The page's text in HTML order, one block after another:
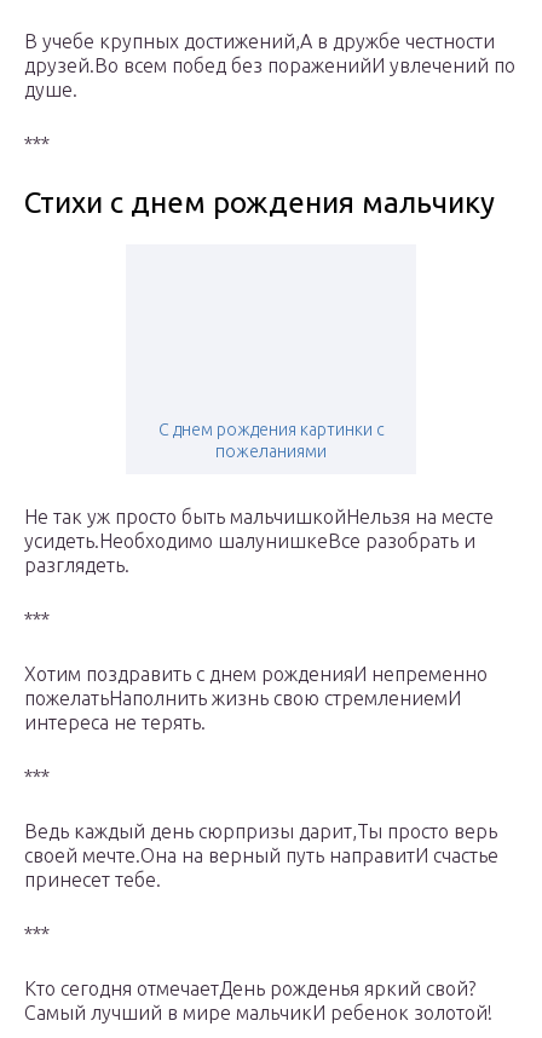
В учебе крупных достижений,А в дружбе честности
друзей.Во всем побед без пораженийИ увлечений по
душе.
***
Стихи с днем рождения мальчику
С днем рождения картинки с
пожеланиями
Не так уж просто быть мальчишкойНельзя на месте
усидеть.Необходимо шалунишкеВсе разобрать и
разглядеть.
***
Хотим поздравить с днем рожденияИ непременно
пожелатьНаполнить жизнь свою стремлениемИ
интереса не терять.
***
Ведь каждый день сюрпризы дарит,Ты просто верь
своей мечте.Она на верный путь направитИ счастье
принесет тебе.
***
Кто сегодня отмечаетДень рожденья яркий свой?
Самый лучший в мире мальчикИ ребенок золотой!